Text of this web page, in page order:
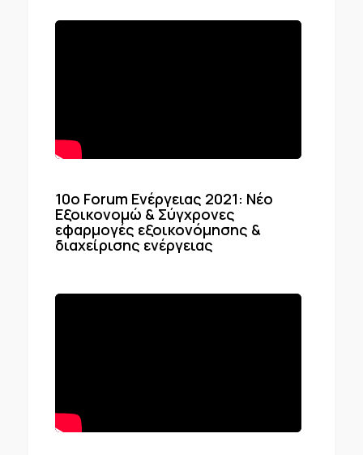
10o Forum Ενέργειας 2021: Νέο
Εξοικονομώ & Σύγχρονες
εφαρμογές εξοικονόμησης &
διαχείρισης ενέργειας